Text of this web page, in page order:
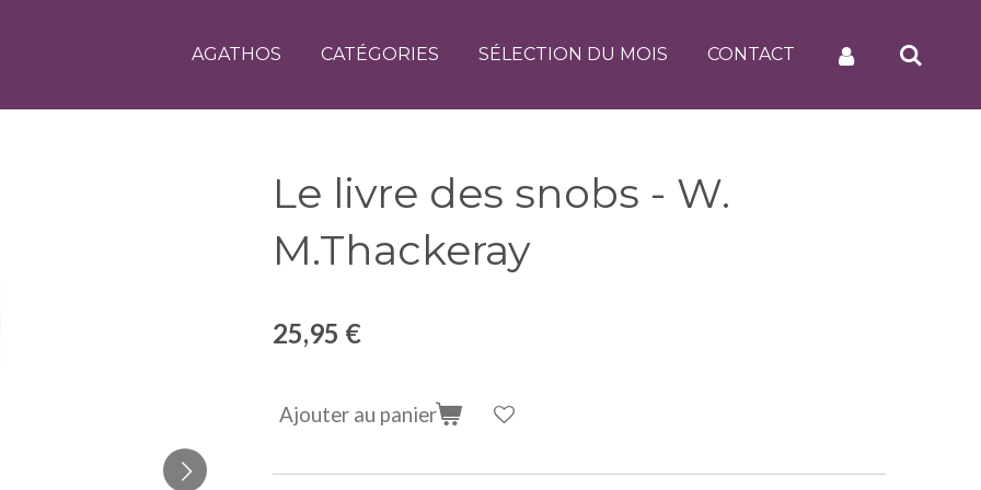
AGATHOS CATÉGORIES SÉLECTION DU MOIS CONTACT
Le livre des snobs - W.
M.Thackeray
25,95 €
Ajouter au panier